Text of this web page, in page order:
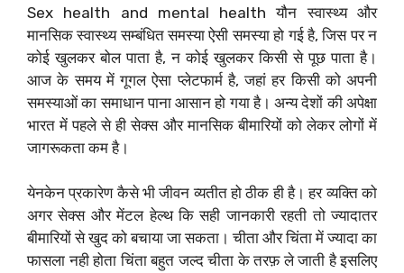
Sex health and mental health यौन स्वास्थ्य और
मानसिक स्वास्थ्य सम्बंधित समस्या ऐसी समस्या हो गई है, जिस पर न
कोई खुलकर बोल पाता है, न कोई खुलकर किसी से पूछ पाता है।
आज के समय में गूगल ऐसा प्लेटफार्म है, जहां हर किसी को अपनी
समस्याओं का समाधान पाना आसान हो गया है। अन्य देशों की अपेक्षा
भारत में पहले से ही सेक्स और मानसिक बीमारियों को लेकर लोगों में
जागरूकता कम है।
येनकेन प्रकारेण कैसे भी जीवन व्यतीत हो ठीक ही है। हर व्यक्ति को
अगर सेक्स और मेंटल हेल्थ कि सही जानकारी रहती तो ज्यादातर
बीमारियों से खुद को बचाया जा सकता। चीता और चिंता में ज्यादा का
फासला नही होता चिंता बहुत जल्द चीता के तरफ़ ले जाती है इसलिए